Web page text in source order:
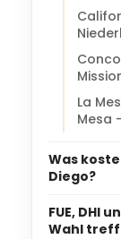
La
Mesa
Was
Diego?
FUE, DHI
Wahl